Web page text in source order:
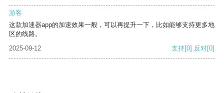
游客
这款加速器app的加速效果一般，可以再提升一下，比如能够支持更多地
区的线路。
2025-09-12
支持[0] 反对[0]